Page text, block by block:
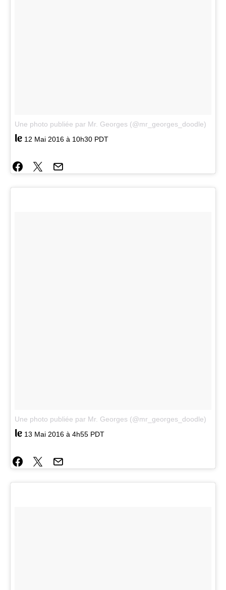
Une photo publiée par Mr. Georges (@mr_georges_doodle)
le 12 Mai 2016 à 10h30 PDT
Une photo publiée par Mr. Georges (@mr_georges_doodle)
le 13 Mai 2016 à 4h55 PDT